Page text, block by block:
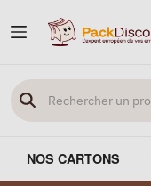
NOS CARTONS